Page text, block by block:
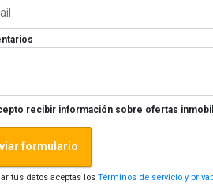
recibir información sobre ofertas
formulario
tus datos aceptas losTérminos de servicio y